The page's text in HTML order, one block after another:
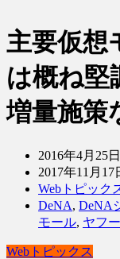
主要仮想
は概ね
増量施策
2016年4月25日
2017年11月17
Webトピック
DeNA, DeNA
モール, ヤフ
Webトピックス